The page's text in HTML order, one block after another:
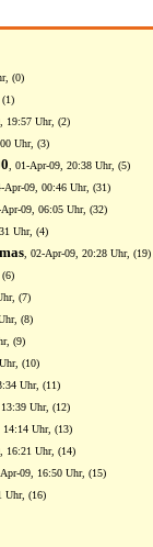
(0)
(1)
19:57 Uhr, (2)
Uhr, (3)
, 01-Apr-09, 20:38 Uhr, (5)
Apr-09, 00:46 Uhr, (31)
Apr-09, 06:05 Uhr, (32)
Uhr, (4)
, 02-Apr-09, 20:28 Uhr, (19)
(6)
(7)
(8)
(9)
(10)
Uhr, (11)
13:39 Uhr, (12)
14:14 Uhr, (13)
16:21 Uhr, (14)
Apr-09, 16:50 Uhr, (15)
Uhr, (16)